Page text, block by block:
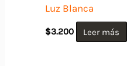
Luz Blanca
$3.200 Leer más